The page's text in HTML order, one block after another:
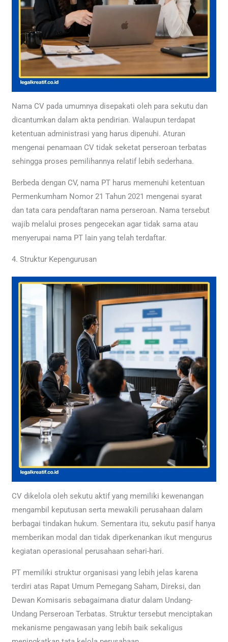
Nama CV pada umumnya disepakati oleh para sekutu dan
dicantumkan dalam akta pendirian. Walaupun terdapat
ketentuan administrasi yang harus dipenuhi. Aturan
mengenai penamaan CV tidak seketat perseroan terbatas
sehingga proses pemilihannya relatif lebih sederhana.
Berbeda dengan CV, nama PT harus memenuhi ketentuan
Permenkumham Nomor 21 Tahun 2021 mengenai syarat
dan tata cara pendaftaran nama perseroan. Nama tersebut
wajib melalui proses pengecekan agar tidak sama atau
menyerupai nama PT lain yang telah terdaftar.
4. Struktur Kepengurusan
CV dikelola oleh sekutu aktif yang memiliki kewenangan
mengambil keputusan serta mewakili perusahaan dalam
berbagai tindakan hukum. Sementara itu, sekutu pasif hanya
memberikan modal dan tidak diperkenankan ikut mengurus
kegiatan operasional perusahaan sehari-hari.
PT memiliki struktur organisasi yang lebih jelas karena
terdiri atas Rapat Umum Pemegang Saham, Direksi, dan
Dewan Komisaris sebagaimana diatur dalam Undang-
Undang Perseroan Terbatas. Struktur tersebut menciptakan
mekanisme pengawasan yang lebih baik sekaligus